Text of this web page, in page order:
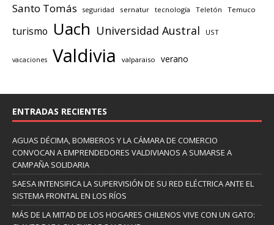
Santo Tomás seguridad sernatur tecnología Teletón Temuco
turismo Uach Universidad Austral UST
vacaciones Valdivia valparaiso verano
ENTRADAS RECIENTES
AGUAS DÉCIMA, BOMBEROS Y LA CÁMARA DE COMERCIO
CONVOCAN A EMPRENDEDORES VALDIVIANOS A SUMARSE A
CAMPAÑA SOLIDARIA
SAESA INTENSIFICA LA SUPERVISIÓN DE SU RED ELÉCTRICA ANTE EL
SISTEMA FRONTAL EN LOS RÍOS
MÁS DE LA MITAD DE LOS HOGARES CHILENOS VIVE CON UN GATO: